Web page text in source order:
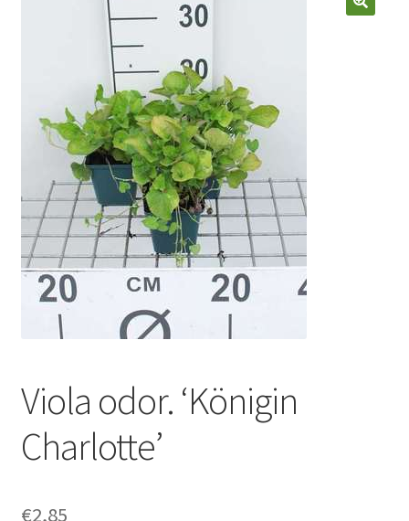
Viola odor. ‘Königin
Charlotte’
€2,85